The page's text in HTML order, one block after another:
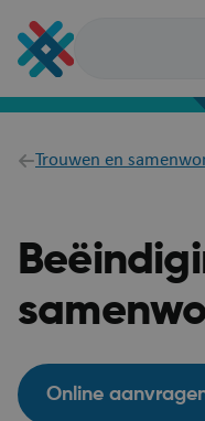
en
naar
inhoud
Trouwen en
Online